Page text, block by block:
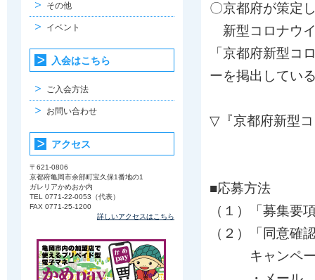
〇京都府が策定
新型コロナウ
「京都府新型コ
ーを掲出してい
▽『京都府新型
■応募方法
（１）「募集要
（２）「同意確
キャンペー
その他
イベント
入会はこちら
ご入会方法
お問い合わせ
アクセス
〒621-0806
京都府亀岡市余部町宝久保1番地の1
ガレリアかめおか内
TEL 0771-22-0053（代表）
FAX 0771-25-1200
詳しいアクセスはこちら